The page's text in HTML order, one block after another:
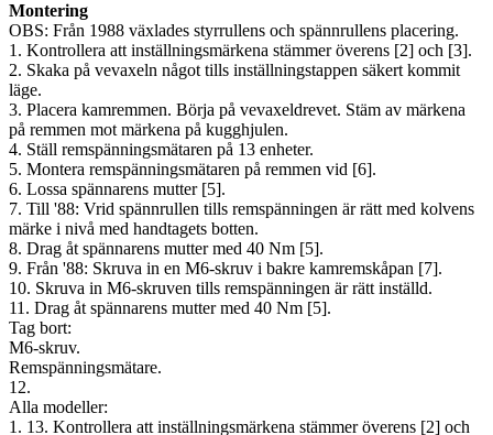
Montering
OBS: Från 1988 växlades styrrullens och spännrullens placering.
1. Kontrollera att inställningsmärkena stämmer överens [2] och [3].
2. Skaka på vevaxeln något tills inställningstappen säkert kommit
läge.
3. Placera kamremmen. Börja på vevaxeldrevet. Stäm av märkena
på remmen mot märkena på kugghjulen.
4. Ställ remspänningsmätaren på 13 enheter.
5. Montera remspänningsmätaren på remmen vid [6].
6. Lossa spännarens mutter [5].
7. Till '88: Vrid spännrullen tills remspänningen är rätt med kolvens
märke i nivå med handtagets botten.
8. Drag åt spännarens mutter med 40 Nm [5].
9. Från '88: Skruva in en M6-skruv i bakre kamremskåpan [7].
10. Skruva in M6-skruven tills remspänningen är rätt inställd.
11. Drag åt spännarens mutter med 40 Nm [5].
Tag bort:
M6-skruv.
Remspänningsmätare.
12.
Alla modeller:
1. 13. Kontrollera att inställningsmärkena stämmer överens [2] och